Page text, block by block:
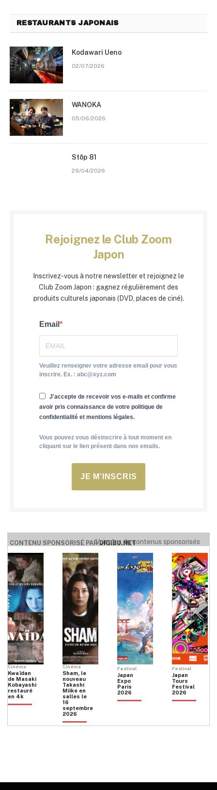
RESTAURANTS JAPONAIS
Kodawari Ueno
02/07/2026
WANOKA
05/06/2026
Stōp 81
29/04/2026
Rejoignez le Club Zoom
Japon
Inscrivez-vous à notre newsletter et rejoignez le
Club Zoom Japon : gagnez régulièrement des
produits culturels japonais (DVD, places de ciné).
Email
Veuillez renseigner votre adresse email pour vous
inscrire. Ex. : abc@xyz.com
J'accepte de recevoir vos e-mails et confirme
avoir pris connaissance de votre politique de
confidentialité et mentions légales.
Vous pouvez vous désinscrire à tout moment en
cliquant sur le lien présent dans nos emails.
JE M'INSCRIS
CONTENU SPONSORISÉ PARDIGIBU.NET
Voir plus de contenus sponsorisés
Cinéma
Kwaïdan
de Masaki
Kobayashi
restauré
en 4k
Cinéma
Sham, le
nouveau
Takashi
Miike en
salles le
16
septembre
2026
Festival
Japan
Expo
Paris
2026
Festival
Japan
Tours
Festival
2026